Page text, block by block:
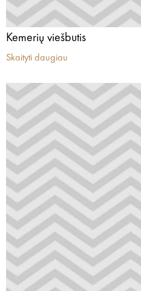
Kemerių viešbutis
Skaityti daugiau